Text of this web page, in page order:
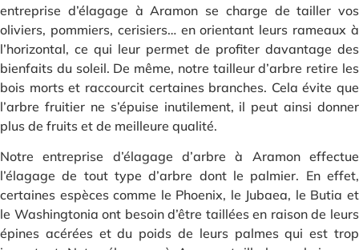
entreprise d’élagage à Aramon se charge de tailler vos
oliviers, pommiers, cerisiers… en orientant leurs rameaux à
l’horizontal, ce qui leur permet de profiter davantage des
bienfaits du soleil. De même, notre tailleur d’arbre retire les
bois morts et raccourcit certaines branches. Cela évite que
l’arbre fruitier ne s’épuise inutilement, il peut ainsi donner
plus de fruits et de meilleure qualité.
Notre entreprise d’élagage d’arbre à Aramon effectue
l’élagage de tout type d’arbre dont le palmier. En effet,
certaines espèces comme le Phoenix, le Jubaea, le Butia et
le Washingtonia ont besoin d’être taillées en raison de leurs
épines acérées et du poids de leurs palmes qui est trop